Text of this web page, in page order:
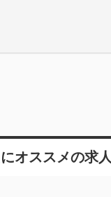
オススメの求人